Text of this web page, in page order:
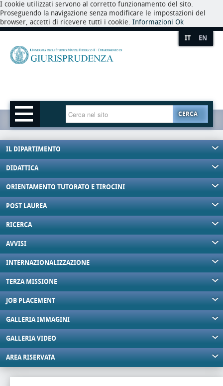
I cookie utilizzati servono al corretto funzionamento del sito.
Proseguendo la navigazione senza modificare le impostazioni del
browser, accetti di ricevere tutti i cookie. Informazioni Ok
IT EN
CERCA
IL DIPARTIMENTO
DIDATTICA
ORIENTAMENTO TUTORATO E TIROCINI
POST LAUREA
RICERCA
AVVISI
INTERNAZIONALIZZAZIONE
TERZA MISSIONE
JOB PLACEMENT
GALLERIA IMMAGINI
GALLERIA VIDEO
AREA RISERVATA